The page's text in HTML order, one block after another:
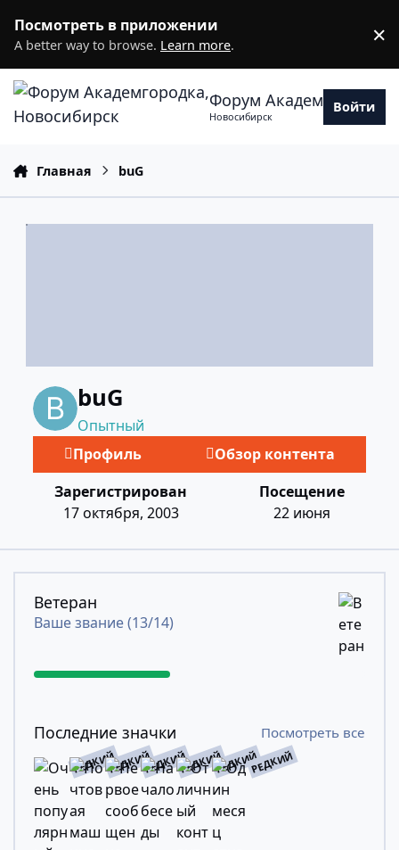
Посмотреть в приложении
A better way to browse. Learn more. ×
Форум Академгородка
Новосибирск
Войти
Главная buG
buG
Опытный
Зарегистрирован
17 октября, 2003
Посещение
22 июня
Профиль Обзор контента
Ветеран
Ваше звание (13/14)
Последние значки Посмотреть все
РЕДКИЙРЕДКИЙРЕДКИЙРЕДКИЙРЕДКИЙРЕДКИЙ